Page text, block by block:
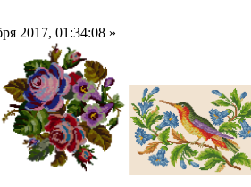
2017, 01:34:08 »